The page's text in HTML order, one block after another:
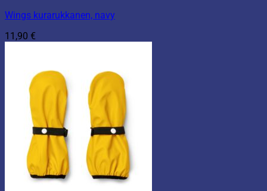
Wings kurarukkanen, navy
11,90 €